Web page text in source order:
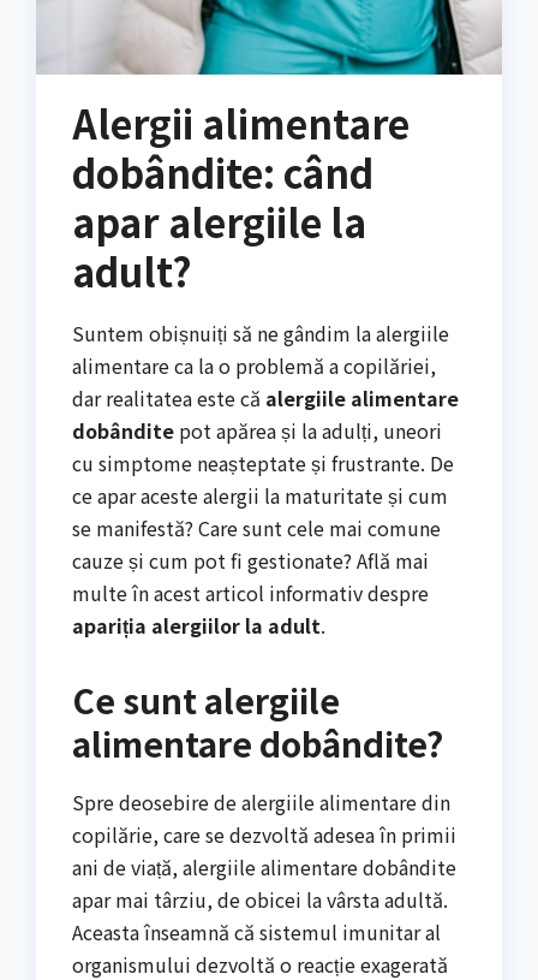
Alergii alimentare
dobândite: când
apar alergiile la
adult?
Suntem obișnuiți să ne gândim la alergiile
alimentare ca la o problemă a copilăriei,
dar realitatea este că alergiile alimentare
dobândite pot apărea și la adulți, uneori
cu simptome neașteptate și frustrante. De
ce apar aceste alergii la maturitate și cum
se manifestă? Care sunt cele mai comune
cauze și cum pot fi gestionate? Află mai
multe în acest articol informativ despre
apariția alergiilor la adult.
Ce sunt alergiile
alimentare dobândite?
Spre deosebire de alergiile alimentare din
copilărie, care se dezvoltă adesea în primii
ani de viață, alergiile alimentare dobândite
apar mai târziu, de obicei la vârsta adultă.
Aceasta înseamnă că sistemul imunitar al
organismului dezvoltă o reacție exagerată